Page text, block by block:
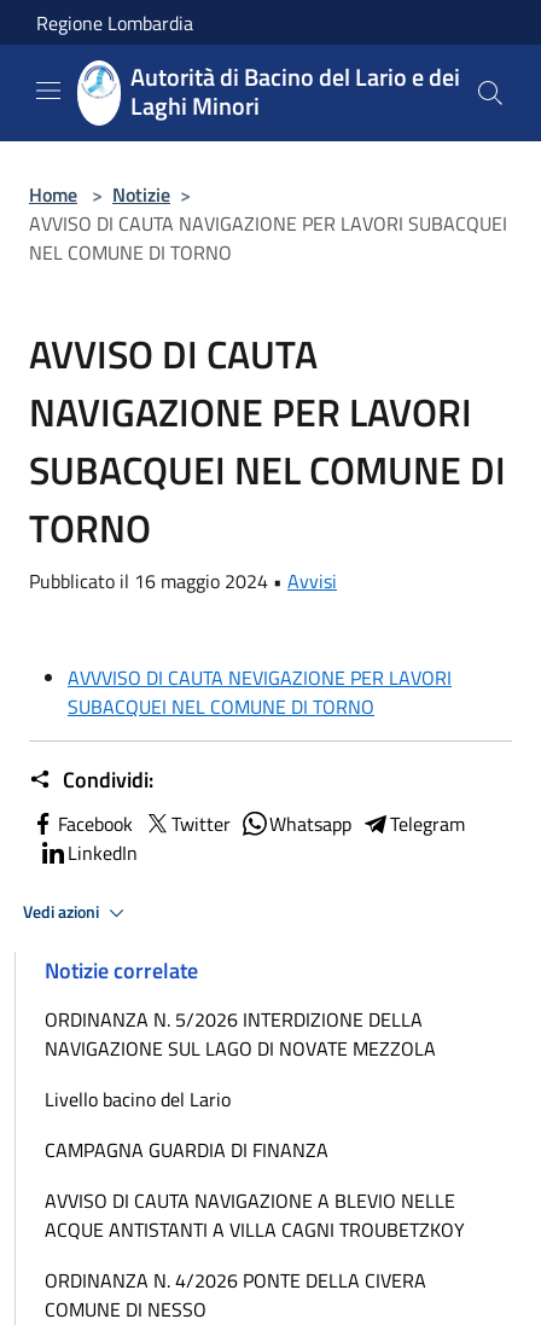
Salta al contenuto principale
Regione Lombardia
Autorità di Bacino del Lario e dei
Laghi Minori
Home > Notizie >
AVVISO DI CAUTA NAVIGAZIONE PER LAVORI SUBACQUEI
NEL COMUNE DI TORNO
AVVISO DI CAUTA
NAVIGAZIONE PER LAVORI
SUBACQUEI NEL COMUNE DI
TORNO
Pubblicato il 16 maggio 2024 • Avvisi
AVVVISO DI CAUTA NEVIGAZIONE PER LAVORI
SUBACQUEI NEL COMUNE DI TORNO
Condividi:
Facebook Twitter Whatsapp
Telegram
LinkedIn
Vedi azioni
Notizie correlate
ORDINANZA N. 5/2026 INTERDIZIONE DELLA
NAVIGAZIONE SUL LAGO DI NOVATE MEZZOLA
Livello bacino del Lario
CAMPAGNA GUARDIA DI FINANZA
AVVISO DI CAUTA NAVIGAZIONE A BLEVIO NELLE
ACQUE ANTISTANTI A VILLA CAGNI TROUBETZKOY
ORDINANZA N. 4/2026 PONTE DELLA CIVERA
COMUNE DI NESSO